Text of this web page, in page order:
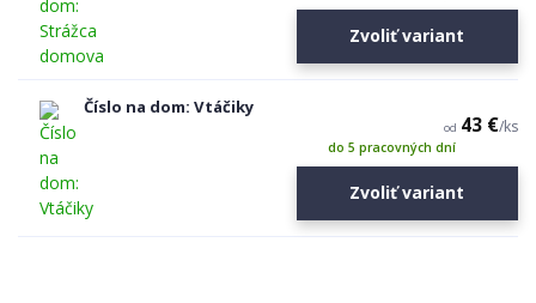
Zvoliť variant
Číslo na dom: Vtáčiky
od 43 €/ks
do 5 pracovných dní
Zvoliť variant